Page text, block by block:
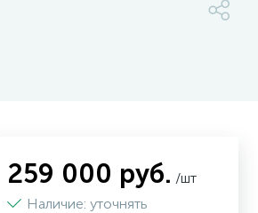
259 000 руб. /шт
Наличие: уточнять